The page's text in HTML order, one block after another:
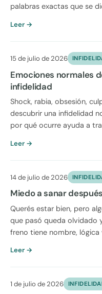
palabras exactas que se
Leer →
15 de julio de 2026
Emociones normales
infidelidad
Shock, rabia, obsesión,
descubrir una infidelidad
por qué ocurre ayuda a
Leer →
14 de julio de 2026
Miedo a sanar
Querés estar bien, pero
que pasó queda olvidado
freno tiene nombre, lógica
Leer →
1 de julio de 2026